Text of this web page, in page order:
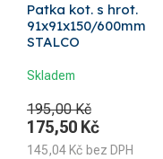
Patka kot. s hrot.
91x91x150/600mm
STALCO
Skladem
195,00 Kč
175,50 Kč
145,04 Kč bez DPH